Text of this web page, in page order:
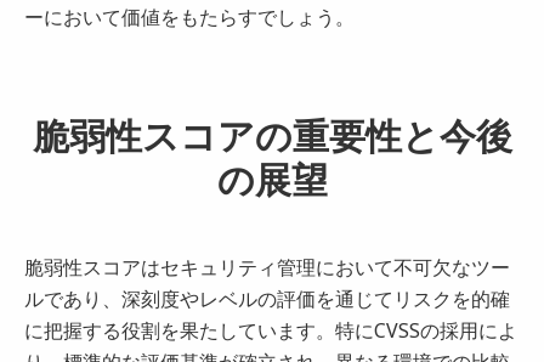
ーにおいて価値をもたらすでしょう。
脆弱性スコアの重要性と今後
の展望
脆弱性スコアはセキュリティ管理において不可欠なツー
ルであり、深刻度やレベルの評価を通じてリスクを的確
に把握する役割を果たしています。特にCVSSの採用によ